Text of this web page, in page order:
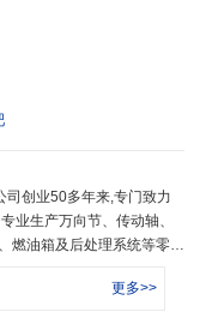
业生产万向节、传动轴、
燃油箱及后处理系统等零部
心、省级工业设计中心、C
更多>>